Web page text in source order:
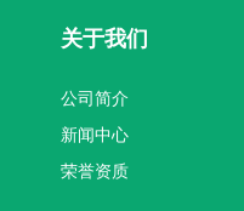
关于我们
公司简介
新闻中心
荣誉资质